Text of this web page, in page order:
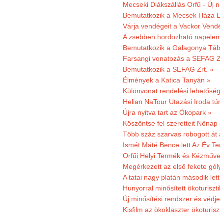
Mecseki Diákszállás Orfű - Új
Bemutatkozik a Mecsek Háza
Várja vendégeit a Vackor
A zsebben hordozható
Bemutatkozik a Galagonya
Farsangi vonatozás a SEFAG
Bemutatkozik a SEFAG Zrt. »
Élmények a Katica Tanyán »
Különvonat rendelési
Helian NaTour Utazási Iroda
Újra nyitva tart az Ökopark »
Köszöntse fel szeretteit
Több száz szarvas robogott át
Ismét Máté Bence lett Az Év
Orfűi Helyi Termék és
Megérkezett az első fekete
A tatai nagy platán második
Hunyorral minősített
Új minősítési rendszer és
Kisfilm az ökoklaszter